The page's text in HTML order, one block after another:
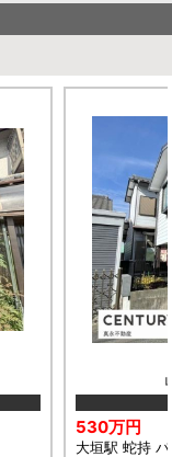
530万円
大垣駅 蛇持